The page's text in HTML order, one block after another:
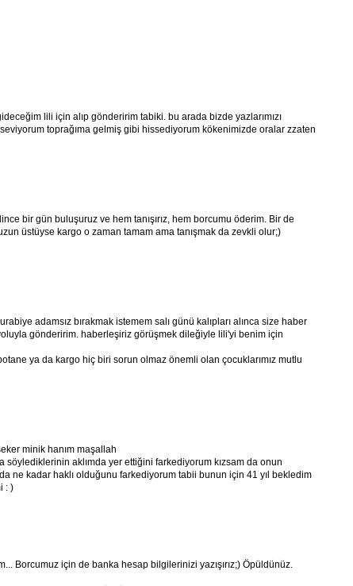
lili için alıp gönderirim tabiki. bu arada bizde yazlarımızı
toprağıma gelmiş gibi hissediyorum kökenimizde oralar zzaten
bir gün buluşuruz ve hem tanışırız, hem borcumu öderim. Bir de
üstüyse kargo o zaman tamam ama tanışmak da zevkli olur;)
adamsız bırakmak istemem salı günü kalıpları alınca size haber
gönderirim. haberleşiriz görüşmek dileğiyle lili'yi benim için
ya da kargo hiç biri sorun olmaz önemli olan çocuklarımız mutlu
minik hanım maşallah
söylediklerinin aklımda yer ettiğini farkediyorum kızsam da onun
ne kadar haklı olduğunu farkediyorum tabii bunun için 41 yıl bekledim
: )
Borcumuz için de banka hesap bilgilerinizi yazışırız;) Öpüldünüz.